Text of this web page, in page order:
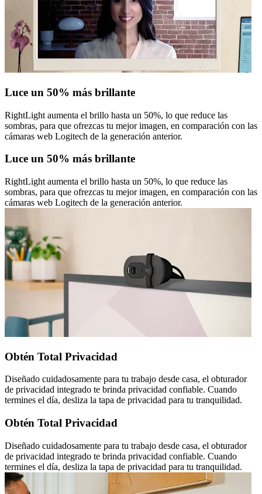
Luce un 50% más brillante
RightLight aumenta el brillo hasta un 50%, lo que reduce las
sombras, para que ofrezcas tu mejor imagen, en comparación con las
cámaras web Logitech de la generación anterior.
Luce un 50% más brillante
RightLight aumenta el brillo hasta un 50%, lo que reduce las
sombras, para que ofrezcas tu mejor imagen, en comparación con las
cámaras web Logitech de la generación anterior.
Obtén Total Privacidad
Diseñado cuidadosamente para tu trabajo desde casa, el obturador
de privacidad integrado te brinda privacidad confiable. Cuando
termines el día, desliza la tapa de privacidad para tu tranquilidad.
Obtén Total Privacidad
Diseñado cuidadosamente para tu trabajo desde casa, el obturador
de privacidad integrado te brinda privacidad confiable. Cuando
termines el día, desliza la tapa de privacidad para tu tranquilidad.